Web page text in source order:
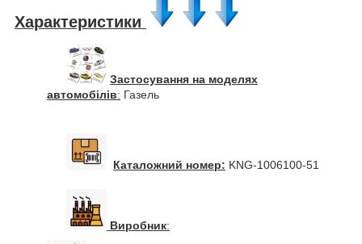
Характеристики
Застосування на моделях
автомобілів: Газель
Каталожний номер: KNG-1006100-51
Виробник: